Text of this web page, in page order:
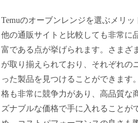
Temuのオーブンレンジを選ぶメリッ
他の通販サイトと比較しても非常に
富である点が挙げられます。さまざ
が取り揃えられており、それぞれの
った製品を見つけることができます
格も非常に競争力があり、高品質な
ズナブルな価格で手に入れることが